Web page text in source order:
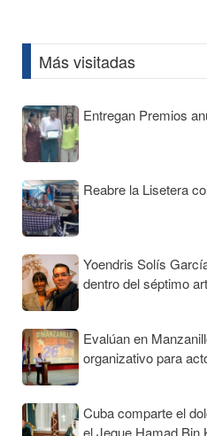
Más visitadas
Entregan Premios
Reabre la Lisetera
Yoendris Solís
dentro del séptimo
Evalúan en
organizativo para
Cuba comparte el